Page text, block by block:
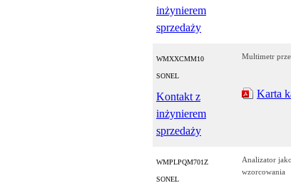
inżynierem
sprzedaży
WMXXCMM10
SONEL
Kontakt z
inżynierem
sprzedaży
Multimetr
Karta
WMPLPQM701Z
SONEL
Analizator
wzorcowania